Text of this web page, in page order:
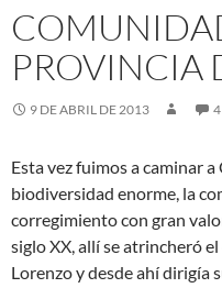
PROVINCIA
9 DE ABRIL DE 2013
Esta vez fuimos a caminar
biodiversidad enorme, la
corregimiento con gran
siglo XX, allí­ se atrincheró
Lorenzo y desde ahí­ dirigía